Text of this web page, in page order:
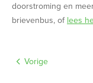
doorstroming en
brievenbus, of lees
Vorige